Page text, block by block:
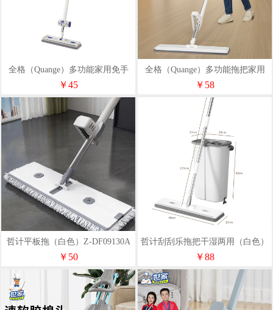
全格（Quange）多功能家用免手
洗拖把QJ031301
￥45
全格（Quange）多功能拖把家用
免手洗拖把QJ031202
￥58
哲计平板拖（白色）Z-DF09130A
￥50
哲计刮刮乐拖把干湿两用（白色）
Z-DF09131A
￥88